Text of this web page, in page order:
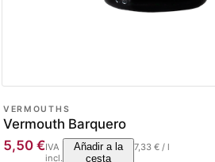
VERMOUTHS
Vermouth Barquero
5,50 €IVA
incl.
7,33 € / l
Añadir a la
cesta